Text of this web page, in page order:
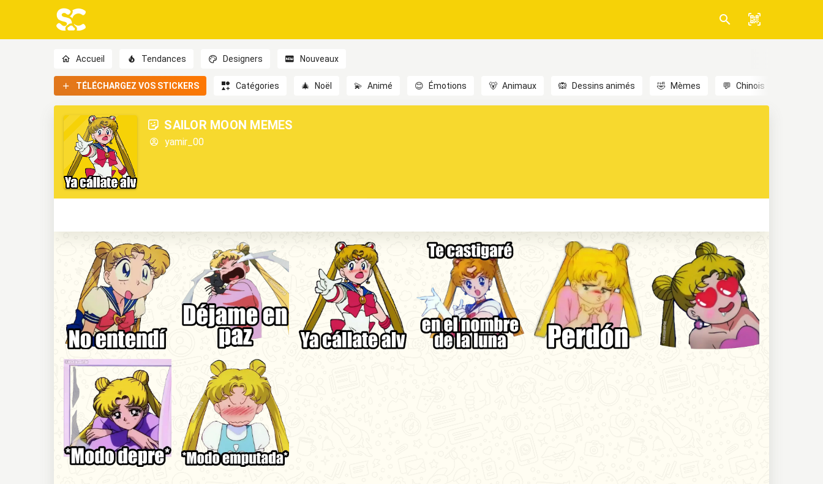
Accueil Tendances Designers Nouveaux
TÉLÉCHARGEZ VOS STICKERS Catégories 🎄 Noël 💫 Animé 😊 Émotions 🐻 Animaux 🙉 Dessins animés 🤣 Mèmes 💬 Chinois
SAILOR MOON MEMES
yamir_00